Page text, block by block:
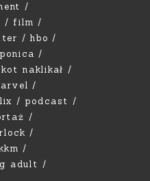
film
hbo
kot naklikał
podcast
adult